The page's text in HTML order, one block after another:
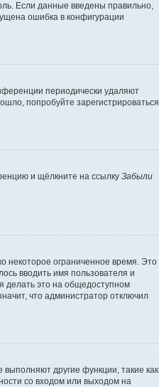
Если данные введены правильно,
ошибка в конфигурации
периодически удаляют
попробуйте зарегистрироваться
и щёлкните на ссылку Забыли
некоторое ограниченное время. Это
вводить имя пользователя и
делать это на общедоступном
что администратор отключил
другие функции, такие как
со входом или выходом на